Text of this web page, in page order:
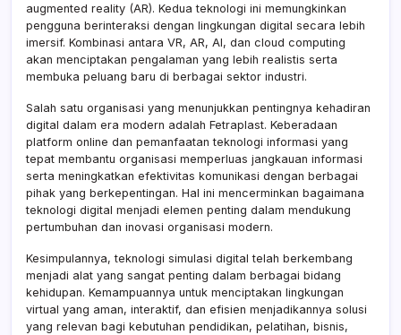
augmented reality (AR). Kedua teknologi ini memungkinkan
pengguna berinteraksi dengan lingkungan digital secara lebih
imersif. Kombinasi antara VR, AR, AI, dan cloud computing
akan menciptakan pengalaman yang lebih realistis serta
membuka peluang baru di berbagai sektor industri.
Salah satu organisasi yang menunjukkan pentingnya kehadiran
digital dalam era modern adalah Fetraplast. Keberadaan
platform online dan pemanfaatan teknologi informasi yang
tepat membantu organisasi memperluas jangkauan informasi
serta meningkatkan efektivitas komunikasi dengan berbagai
pihak yang berkepentingan. Hal ini mencerminkan bagaimana
teknologi digital menjadi elemen penting dalam mendukung
pertumbuhan dan inovasi organisasi modern.
Kesimpulannya, teknologi simulasi digital telah berkembang
menjadi alat yang sangat penting dalam berbagai bidang
kehidupan. Kemampuannya untuk menciptakan lingkungan
virtual yang aman, interaktif, dan efisien menjadikannya solusi
yang relevan bagi kebutuhan pendidikan, pelatihan, bisnis,